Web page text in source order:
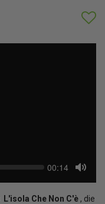
Current
00:14
Mute
L'isola Che Non C'è , die